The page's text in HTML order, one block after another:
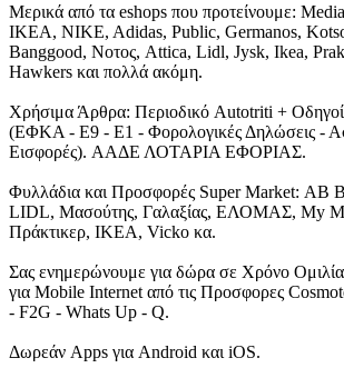
Μερικά από τα eshops που προτείνουμε:
IKEA, NIKE, Adidas, Public, Germanos,
Banggood, Νοτος, Attica, Lidl, Jysk, Ikea,
Hawkers και πολλά ακόμη.
Χρήσιμα Άρθρα: Περιοδικό Autotriti +
(ΕΦΚΑ - Ε9 - Ε1 - Φορολογικές Δηλώσεις -
Εισφορές). ΑΑΔΕ ΛΟΤΑΡΙΑ ΕΦΟΡΙΑΣ.
Φυλλάδια και Προσφορές Super Market: ΑΒ
LIDL, Μασούτης, Γαλαξίας, ΕΛΟΜΑΣ, My
Πράκτικερ, ΙΚΕΑ, Vicko κα.
Σας ενημερώνουμε για δώρα σε Χρόνο
για Mobile Internet από τις Προσφορες
- F2G - Whats Up - Q.
Δωρεάν Apps για Android και iOS.